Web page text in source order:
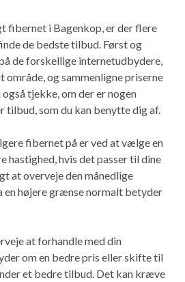
fibernet i Bagenkop, er der flere
de bedste tilbud. Først og
de forskellige internetudbydere,
og sammenligne priserne
tjekke, om der er nogen
tilbud, som du kan benytte dig af.
fibernet på er ved at vælge en
hastighed, hvis det passer til dine
at overveje den månedlige
højere grænse normalt betyder
at forhandle med din
om en bedre pris eller skifte til
et bedre tilbud. Det kan kræve